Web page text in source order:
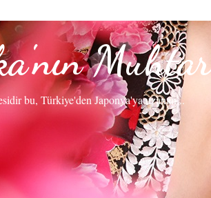
bu, Türkiye'den Japonya'ya uzanan...